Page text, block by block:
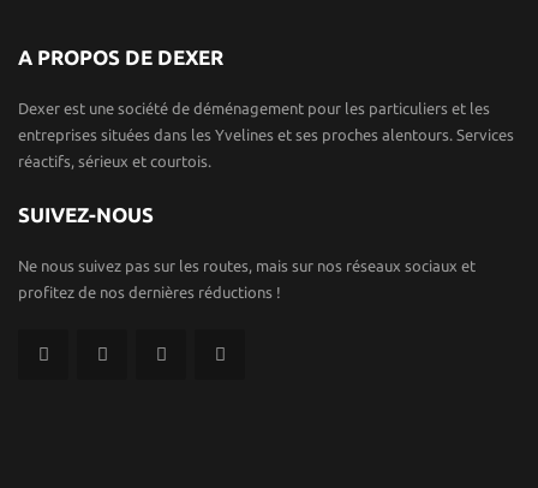
A PROPOS DE DEXER
Dexer est une société de déménagement pour les particuliers et les
entreprises situées dans les Yvelines et ses proches alentours. Services
réactifs, sérieux et courtois.
SUIVEZ-NOUS
Ne nous suivez pas sur les routes, mais sur nos réseaux sociaux et
profitez de nos dernières réductions !